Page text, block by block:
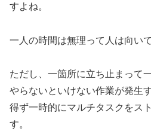
すよね。
一人の時間は無理って人は向い
ただし、一箇所に立ち止まって
やらないといけない作業が発生
得ず一時的にマルチタスクをス
す。